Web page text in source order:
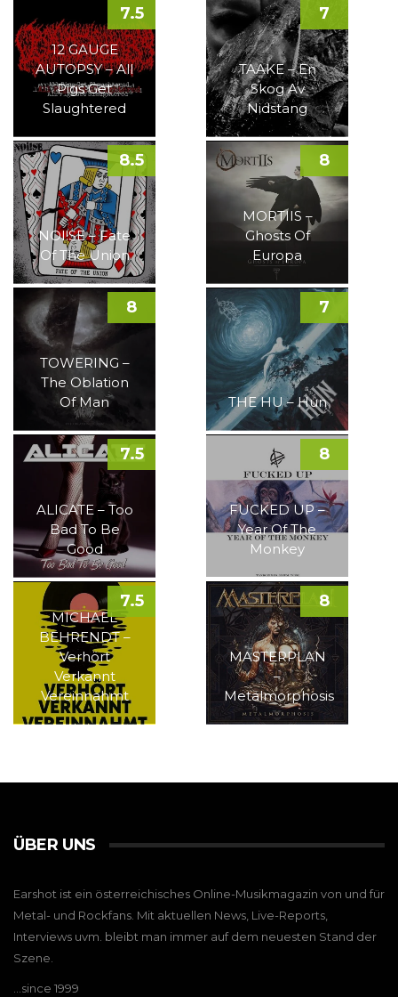
12 GAUGE
AUTOPSY – All
Pigs Get
Slaughtered
7.5
TAAKE – En
Skog Av
Nidstang
7
NOI!SE – Fate
Of The Union
8.5
MORTIIS –
Ghosts Of
Europa
8
TOWERING –
The Oblation
Of Man
8
THE HU – Hun
7
ALICATE – Too
Bad To Be
Good
7.5
FUCKED UP –
Year Of The
Monkey
8
MICHAEL
BEHRENDT –
Verhört
Verkannt
Vereinnahmt
7.5
MASTERPLAN
–
Metalmorphosis
8
ÜBER UNS
Earshot ist ein österreichisches Online-Musikmagazin von und für
Metal- und Rockfans. Mit aktuellen News, Live-Reports,
Interviews uvm. bleibt man immer auf dem neuesten Stand der
Szene.
…since 1999